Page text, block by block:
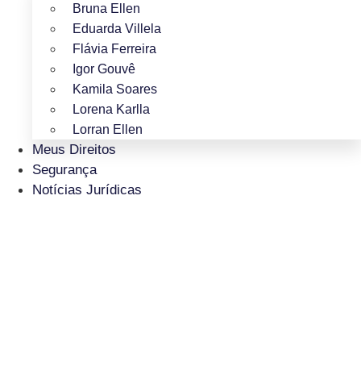
Bruna Ellen
Eduarda Villela
Flávia Ferreira
Igor Gouvê
Kamila Soares
Lorena Karlla
Lorran Ellen
Meus Direitos
Segurança
Notícias Jurídicas